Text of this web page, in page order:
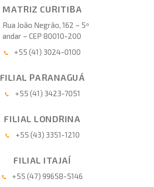
MATRIZ CURITIBA
Rua João Negrão, 162 – 5º
andar – CEP 80010-200
+55 (41) 3024-0100
FILIAL PARANAGUÁ
+55 (41) 3423-7051
FILIAL LONDRINA
+55 (43) 3351-1210
FILIAL ITAJAÍ
+55 (47) 99658-5146